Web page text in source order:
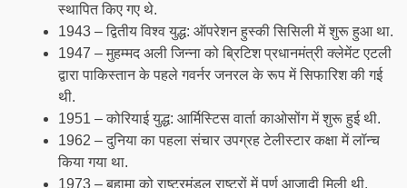
स्थापित किए गए थे.
1943 – द्वितीय विश्व युद्ध: ऑपरेशन हुस्की सिसिली में शुरू हुआ था.
1947 – मुहम्मद अली जिन्ना को ब्रिटिश प्रधानमंत्री क्लेमेंट एटली
द्वारा पाकिस्तान के पहले गवर्नर जनरल के रूप में सिफारिश की गई
थी.
1951 – कोरियाई युद्ध: आर्मिस्टिस वार्ता काओसोंग में शुरू हुई थी.
1962 – दुनिया का पहला संचार उपग्रह टेलीस्टार कक्षा में लॉन्च
किया गया था.
1973 – बहामा को राष्ट्रमंडल राष्ट्रों में पूर्ण आजादी मिली थी.